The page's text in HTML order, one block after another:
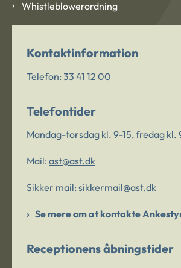
Whistleblowerordning
Kontaktinformation
Telefon: 33 41 12 00
Telefontider
Mandag-torsdag kl. 9-15, fredag kl.
Mail: ast@ast.dk
Sikker mail: sikkermail@ast.dk
Se mere om at kontakte
Receptionens åbningstider